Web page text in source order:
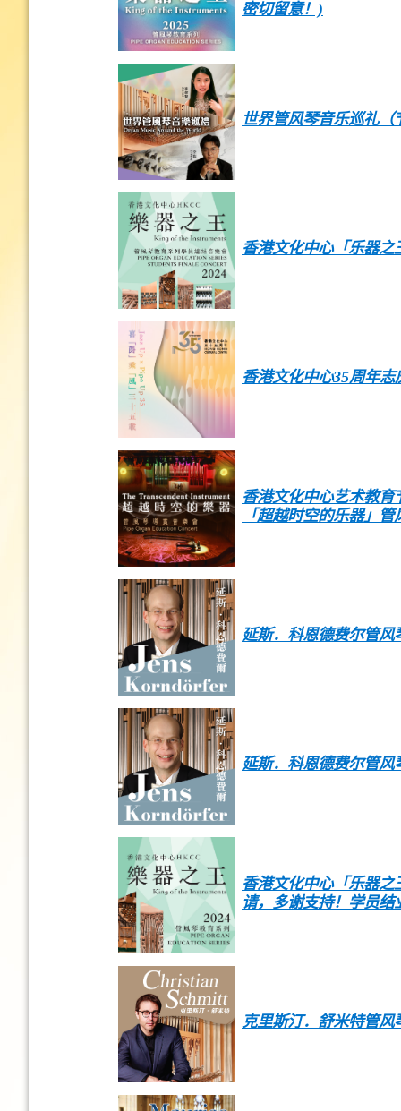
密切留意！)
世界管风琴音乐巡礼（
香港文化中心「乐器
香港文化中心35周年
香港文化中心艺术教育
「超越时空的乐器」
延斯．科恩德费尔管
延斯．科恩德费尔管
香港文化中心「乐器之
请，多谢支持！学员
克里斯汀．舒米特管